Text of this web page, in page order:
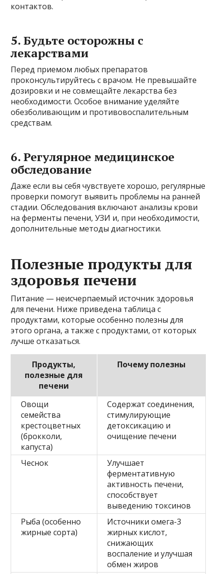
контактов.
5. Будьте осторожны с
лекарствами
Перед приемом любых препаратов
проконсультируйтесь с врачом. Не превышайте
дозировки и не совмещайте лекарства без
необходимости. Особое внимание уделяйте
обезболивающим и противовоспалительным
средствам.
6. Регулярное медицинское
обследование
Даже если вы себя чувствуете хорошо, регулярные
проверки помогут выявить проблемы на ранней
стадии. Обследования включают анализы крови
на ферменты печени, УЗИ и, при необходимости,
дополнительные методы диагностики.
Полезные продукты для
здоровья печени
Питание — неисчерпаемый источник здоровья
для печени. Ниже приведена таблица с
продуктами, которые особенно полезны для
этого органа, а также с продуктами, от которых
лучше отказаться.
Продукты,
полезные для
печени
Почему полезны
Овощи
семейства
крестоцветных
(брокколи,
капуста)
Содержат соединения,
стимулирующие
детоксикацию и
очищение печени
Чеснок
Улучшает
ферментативную
активность печени,
способствует
выведению токсинов
Рыба (особенно
жирные сорта)
Источники омега-3
жирных кислот,
снижающих
воспаление и улучшая
обмен жиров